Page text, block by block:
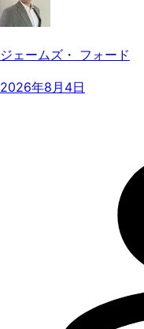
ジェームズ・ フォード
2026年8月4日